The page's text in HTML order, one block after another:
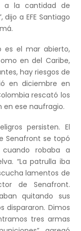
a la cantidad de
a EFE Santiago
es el mar abierto,
en del Caribe,
hay riesgos de
en diciembre en
rescató los
en ese naufragio.
persisten. El
Senafront se topó
robaba a
“La patrulla iba
lamentos de
de Senafront.
quitando sus
dispararon. Dimos
tres armas